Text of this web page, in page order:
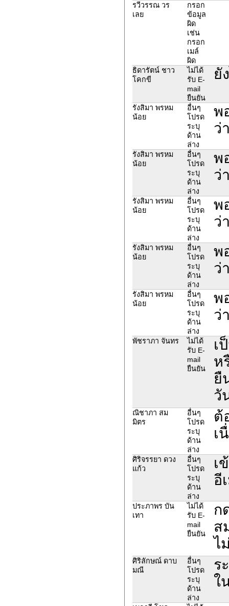
รวีวรรณ วร
เลย
กรอก
ข้อมูล
ผิด
เช่น
กรอก
เมล์
ผิด
ธิดารัตน์ ชาว
โคกขี
ไม่ได้
รับ E-
mail
ยืนยัน
ยั
รังสิมา พรหม
น้อย
อื่นๆ
โปรด
ระบุ
ด้าน
ล่าง
พ
ว่
รังสิมา พรหม
น้อย
อื่นๆ
โปรด
ระบุ
ด้าน
ล่าง
พ
ว่
รังสิมา พรหม
น้อย
อื่นๆ
โปรด
ระบุ
ด้าน
ล่าง
พ
ว่
รังสิมา พรหม
น้อย
อื่นๆ
โปรด
ระบุ
ด้าน
ล่าง
พ
ว่
รังสิมา พรหม
น้อย
อื่นๆ
โปรด
ระบุ
ด้าน
ล่าง
พ
ว่
พัชราภา จันทร
ไม่ได้
รับ E-
mail
ยืนยัน
เ
ห
ยื
วั
ณิชาภา สม
มิตร
อื่นๆ
โปรด
ระบุ
ด้าน
ล่าง
ต้
เ
ศิริจรรยา ดวง
แก้ว
อื่นๆ
โปรด
ระบุ
ด้าน
ล่าง
เ
อี
ประภาพร บัน
เทา
ไม่ได้
รับ E-
mail
ยืนยัน
ก
ส
ไ
ศิริลักษณ์ ดาบ
มณี
อื่นๆ
โปรด
ระบุ
ด้าน
ล่าง
ร
ใ